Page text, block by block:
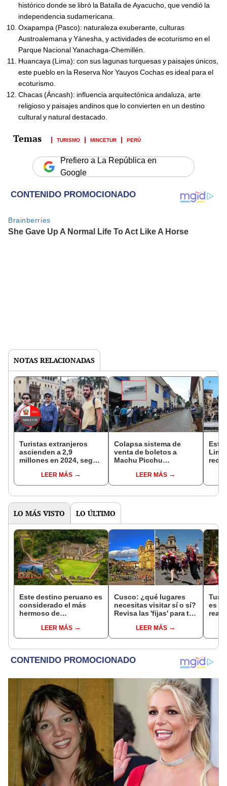
histórico donde se libró la Batalla de Ayacucho, que vendió la
independencia sudamericana.
Oxapampa (Pasco): naturaleza exuberante, culturas
Austroalemana y Yánesha, y actividades de ecoturismo en el
Parque Nacional Yanachaga-Chemillén.
Huancaya (Lima): con sus lagunas turquesas y paisajes únicos,
este pueblo en la Reserva Nor Yauyos Cochas es ideal para el
ecoturismo.
Chacas (Áncash): influencia arquitectónica andaluza, arte
religioso y paisajes andinos que lo convierten en un destino
cultural y natural destacado.
TURISMO MINCETUR PERÚ
Prefiero a La República en
Google
NOTAS RELACIONADAS
Turistas extranjeros
ascienden a 2,9
millones en 2024, según
países provienen?
LEER MÁS
Colapsa sistema de
venta de boletos a
Machu Picchu
Cusco: usuarios
sospechan
LEER MÁS
LO MÁS VISTO LO ÚLTIMO
Este destino peruano es
considerado el más
hermoso de
personas lo visitan:
supera a Machu Picchu
LEER MÁS
Cusco: ¿qué lugares
necesitas visitar sí o sí?
Revisa las 'fijas' para tu
LEER MÁS
es y